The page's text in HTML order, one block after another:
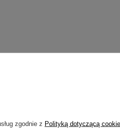
zgodnie z Polityką dotyczącą